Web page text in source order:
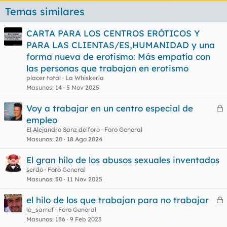
Temas similares
CARTA PARA LOS CENTROS ERÓTICOS Y
PARA LAS CLIENTAS/ES,HUMANIDAD y una
forma nueva de erotismo: Más empatía con
las personas que trabajan en erotismo
placer total
La Whiskería
Masunos 14 5 Nov 2025
C
a
Voy a trabajar en un centro especial de
empleo
El Alejandro Sanz delforo
Foro General
Masunos 20 18 Ago 2024
El gran hilo de los abusos sexuales inventados
serdo
Foro General
Masunos 50 11 Nov 2025
C
el hilo de los que trabajan para no trabajar
le_sarref
Foro General
Masunos 186 9 Feb 2023